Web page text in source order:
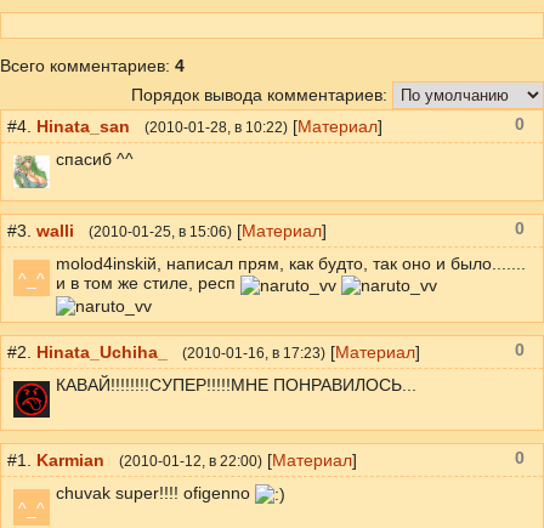
Всего комментариев: 4
Порядок вывода комментариев:
#4. Hinata_san (2010-01-28 , в 10:22) [Материал]
спасиб ^^
0
#3. walli (2010-01-25 , в 15:06) [Материал]
^_^
molod4inskiй, написал прям, как будто, так оно и было.......
и в том же стиле, респ
0
#2. Hinata_Uchiha_ (2010-01-16 , в 17:23) [Материал]
КАВАЙ!!!!!!!!СУПЕР!!!!!МНЕ ПОНРАВИЛОСЬ...
0
#1. Karmian (2010-01-12 , в 22:00) [Материал]
^_^
chuvak super!!!! ofigenno
0